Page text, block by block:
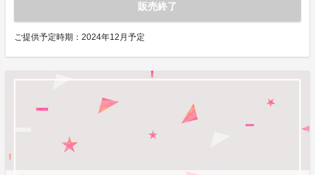
販売終了
ご提供予定時期： 2024年12月予定